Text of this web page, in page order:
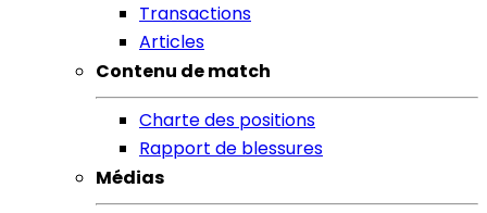
Transactions
Articles
Contenu de match
Charte des positions
Rapport de blessures
Médias